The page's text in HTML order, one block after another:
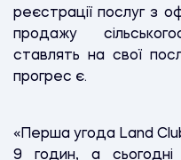
реєстрації послуг з
продажу
ставлять на свої
прогрес є.
«Перша угода Land
9 годин, а